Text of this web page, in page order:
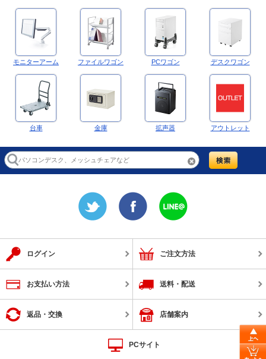
モニターアーム ファイルワゴン PCワゴン デスクワゴン
台車 金庫 拡声器 アウトレット
ログイン ご注文方法
お支払い方法 送料・配送
返品・交換 店舗案内
PCサイト